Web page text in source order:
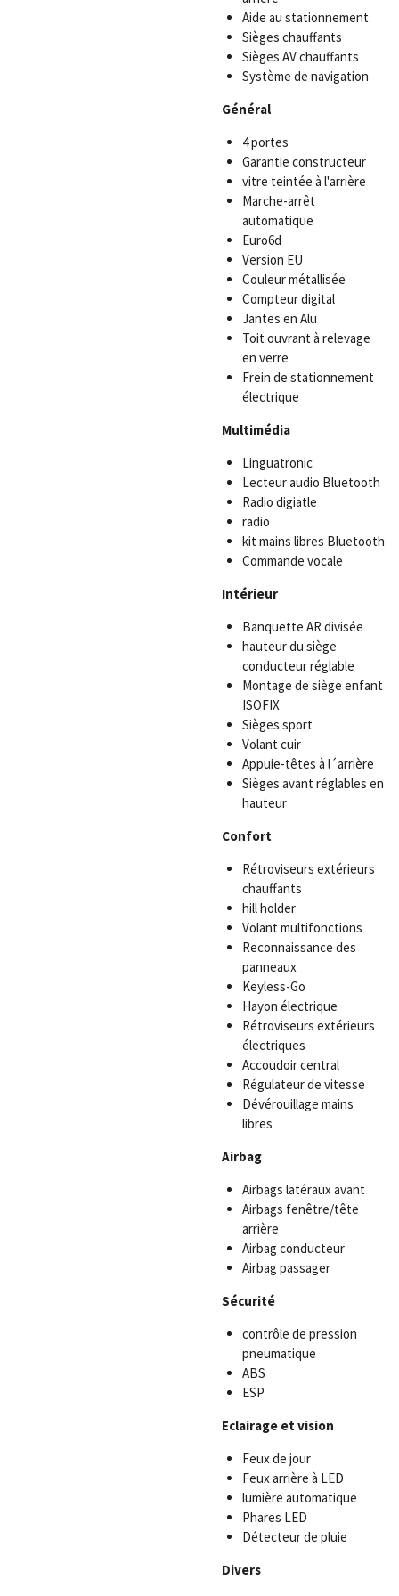
Aide au stationnement
Sièges chauffants
Sièges AV chauffants
Système de navigation
Général
4 portes
Garantie constructeur
vitre teintée à l'arrière
Marche-arrêt
automatique
Euro6d
Version EU
Couleur métallisée
Compteur digital
Jantes en Alu
Toit ouvrant à relevage
en verre
Frein de stationnement
électrique
Multimédia
Linguatronic
Lecteur audio Bluetooth
Radio digiatle
radio
kit mains libres Bluetooth
Commande vocale
Intérieur
Banquette AR divisée
hauteur du siège
conducteur réglable
Montage de siège enfant
ISOFIX
Sièges sport
Volant cuir
Appuie-têtes à l´arrière
Sièges avant réglables en
hauteur
Confort
Rétroviseurs extérieurs
chauffants
hill holder
Volant multifonctions
Reconnaissance des
panneaux
Keyless-Go
Hayon électrique
Rétroviseurs extérieurs
électriques
Accoudoir central
Régulateur de vitesse
Dévérouillage mains
libres
Airbag
Airbags latéraux avant
Airbags fenêtre/tête
arrière
Airbag conducteur
Airbag passager
Sécurité
contrôle de pression
pneumatique
ABS
ESP
Eclairage et vision
Feux de jour
Feux arrière à LED
lumière automatique
Phares LED
Détecteur de pluie
Divers